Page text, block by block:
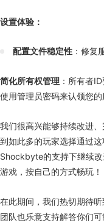
设置体验：
配置文件稳定性 ：修复
简化所有权管理 ：所有者
使用管理员密码来认领您的
我们很高兴能够持续改进
到如此多的玩家选择通过
Shockbyte的支持下继续
游戏，按自己的方式畅玩！
在此期间，我们热切期待
团队也乐意支持解答你们可